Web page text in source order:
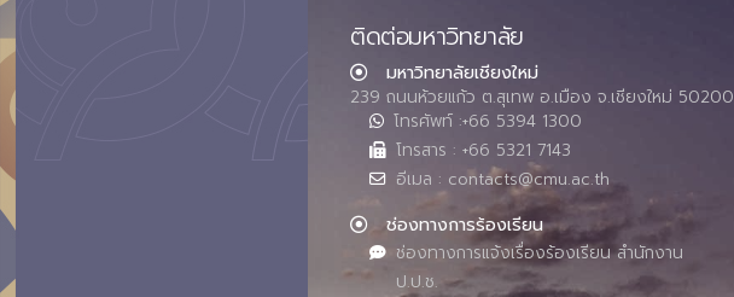
ติดต่อมหาวิทยาลัย
มหาวิทยาลัยเชียงใหม่
239 ถนนห้วยแก้ว ต.สุเทพ อ.เมือง จ.เชียงใหม่ 50200
โทรศัพท์ :+66 5394 1300
โทรสาร : +66 5321 7143
อีเมล : contacts@cmu.ac.th
ช่องทางการร้องเรียน
ช่องทางการแจ้งเรื่องร้องเรียน สำนักงาน
ป.ป.ช.